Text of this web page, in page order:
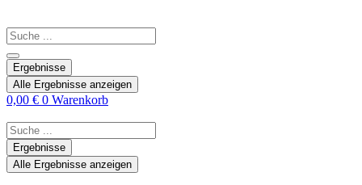
Search
...
Ergebnisse
Alle Ergebnisse anzeigen
0,00 € 0 Warenkorb
Search
...Ergebnisse
Alle Ergebnisse anzeigen